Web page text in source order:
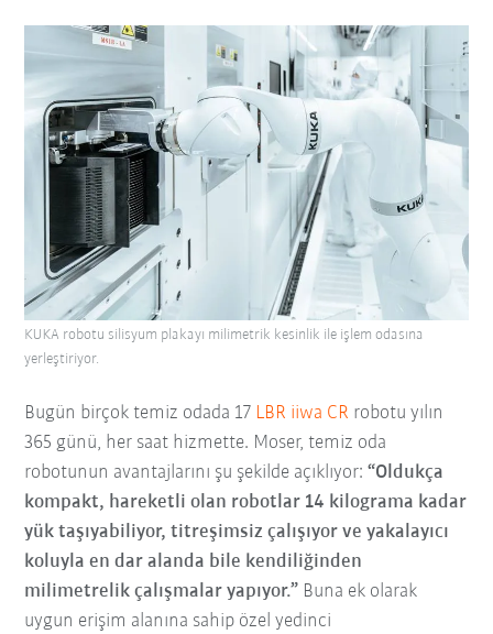
Bugün birçok temiz odada 17 LBR iiwa CR robotu yılın
365 günü, her saat hizmette. Moser, temiz oda
robotunun avantajlarını şu şekilde açıklıyor:“Oldukça
kompakt, hareketli olan robotlar 14 kilograma kadar
yük taşıyabiliyor, titreşimsiz çalışıyor ve yakalayıcı
koluyla en dar alanda bile kendiliğinden
milimetrelik çalışmalar yapıyor.” Buna ek olarak
uygun erişim alanına sahip özel yedinci
KUKA robotu silisyum plakayı milimetrik kesinlik ile işlem odasına
yerleştiriyor.